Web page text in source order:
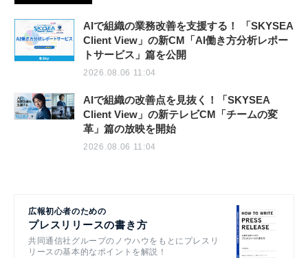
AIで組織の業務改善を支援する！ 「SKYSEA
Client View」の新CM「AI働き方分析レポー
トサービス」篇を公開
2026.08.06 11:04
AIで組織の改善点を見抜く！「SKYSEA
Client View」の新テレビCM「チームの変
革」篇の放映を開始
2026.08.06 11:04
広報初心者のための
プレスリリースの書き方
共同通信社グループのノウハウをもとにプレスリ
リースの基本的なポイントを解説！